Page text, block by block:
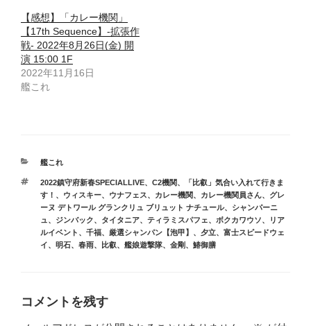
【感想】「カレー機関」
【17th Sequence】-拡張作
戦- 2022年8月26日(金) 開
演 15:00 1F
2022年11月16日
艦これ
カ
ゴ
リ
艦これ
タ
グ
2022鎮守府新春SPECIALLIVE、 C2機関、
「比叡」気合い入れて行きま
す！ 、 ウィスキー、 ウナフェス、 カレー機関、 カレー機関員さん、
グレ
ーヌ デトワール グランクリュ ブリュット ナチュール、
シャンパーニ
ュ 、 ジンバック、 タイタニア、 ティラミスパフェ、 ボクカワウソ、
リア
ルイベント 、 千福、 厳選シャンパン【泡甲】 、 夕立、 富士スピードウェ
イ、 明石、 春雨、 比叡、 艦娘遊撃隊、 金剛 、 鰆御膳
コメントを残す